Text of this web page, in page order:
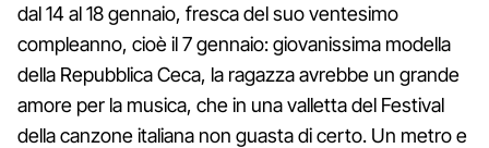
dal 14 al 18 gennaio, fresca del suo ventesimo
compleanno, cioè il 7 gennaio: giovanissima modella
della Repubblica Ceca, la ragazza avrebbe un grande
amore per la musica, che in una valletta del Festival
della canzone italiana non guasta di certo. Un metro e